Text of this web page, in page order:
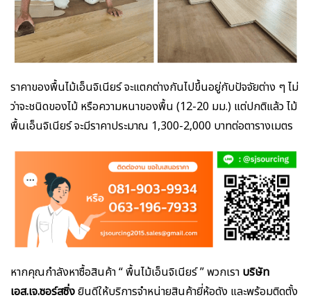
ราคาของพื้นไม้เอ็นจิเนียร์ จะแตกต่างกันไปขึ้นอยู่กับปัจจัยต่าง ๆ ไม่
ว่าจะชนิดของไม้ หรือความหนาของพื้น (12-20 มม.) แต่ปกติแล้ว ไม้
พื้นเอ็นจิเนียร์ จะมีราคาประมาณ 1,300-2,000 บาทต่อตารางเมตร
หากคุณกำลังหาซื้อสินค้า “ พื้นไม้เอ็นจิเนียร์ ” พวกเรา บริษัท
เอส.เจ.ซอร์สซิ่งยินดีให้บริการจำหน่ายสินค้ายี่ห้อดัง และพร้อมติดตั้ง